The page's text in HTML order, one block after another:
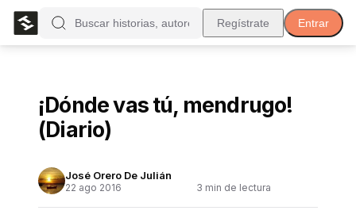
Regístrate Entrar
¡Dónde vas tú, mendrugo!
(Diario)
José Orero De Julián
22 ago 2016 3 min de lectura